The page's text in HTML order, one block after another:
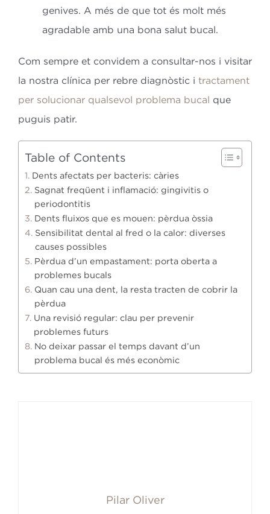
genives. A més de que tot és molt més
agradable amb una bona salut bucal.
Com sempre et convidem a consultar-nos i visitar
la nostra clínica per rebre diagnòstic i tractament
per solucionar qualsevol problema bucal que
puguis patir.
Table of Contents
Dents afectats per bacteris: càries
Sagnat freqüent i inflamació: gingivitis o
periodontitis
Dents fluixos que es mouen: pèrdua òssia
Sensibilitat dental al fred o la calor: diverses
causes possibles
Pèrdua d’un empastament: porta oberta a
problemes bucals
Quan cau una dent, la resta tracten de cobrir la
pèrdua
Una revisió regular: clau per prevenir
problemes futurs
No deixar passar el temps davant d’un
problema bucal és més econòmic
Pilar Oliver